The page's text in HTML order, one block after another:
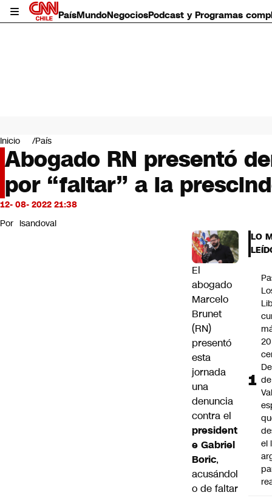
PaísMundoNegociosPodcast y Programas
Mundo
Negocios
Deportes
Programas completos
Cultura
Servicios
Bits
CNN Data
Inicio País
Abogado RN presentó
por “faltar” a la
12- 08- 2022 21:38
Por lsandoval
El
abogado
Marcelo
Brunet
(RN)
presentó
esta
jornada
una
denuncia
contra el
president
e Gabriel
Boric,
acusándol
o de faltar
LO
de
el